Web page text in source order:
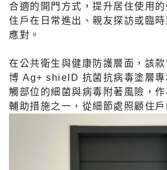
合適的開門方式，提升居住使用
住戶在日常進出、親友探訪或臨
應對。
在公共衛生與健康防護層面，該
博 Ag+ shieID 抗菌抗病毒塗層專
觸部位的細菌與病毒附著風險，
輔助措施之一，從細節處照顧住戶